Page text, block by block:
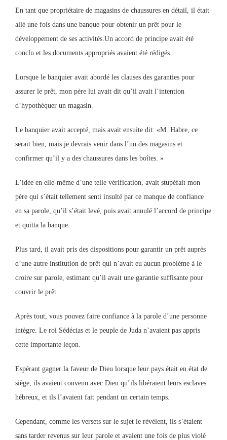
En tant que propriétaire de magasins de chaussures en détail, il était
allé une fois dans une banque pour obtenir un prêt pour le
développement de ses activités.Un accord de principe avait été
conclu et les documents appropriés avaient été rédigés.
Lorsque le banquier avait abordé les clauses des garanties pour
assurer le prêt, mon père lui avait dit qu’il avait l’intention
d’hypothéquer un magasin.
Le banquier avait accepté, mais avait ensuite dit: «M. Habre, ce
serait bien, mais je devrais venir dans l’un des magasins et
confirmer qu’il y a des chaussures dans les boîtes. »
L’idée en elle-même d’une telle vérification, avait stupéfait mon
père qui s’était tellement senti insulté par ce manque de confiance
en sa parole, qu’il s’était levé, puis avait annulé l’accord de principe
et quitta la banque.
Plus tard, il avait pris des dispositions pour garantir un prêt auprès
d’une autre institution de prêt qui n’avait eu aucun problème à le
croire sur parole, estimant qu’il avait une garantie suffisante pour
couvrir le prêt.
Après tout, vous pouvez faire confiance à la parole d’une personne
intègre. Le roi Sédécias et le peuple de Juda n’avaient pas appris
cette importante leçon.
Espérant gagner la faveur de Dieu lorsque leur pays était en état de
siège, ils avaient convenu avec Dieu qu’ils libéraient leurs esclaves
hébreux, et ils l’avaient fait pendant un certain temps.
Cependant, comme les versets sur le sujet le révèlent, ils s’étaient
sans tarder revenus sur leur parole et avaient une fois de plus violé